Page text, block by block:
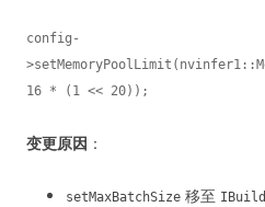
config-
16 * (1 << 20));
变更原因 ：
setMaxBatchSize 移至